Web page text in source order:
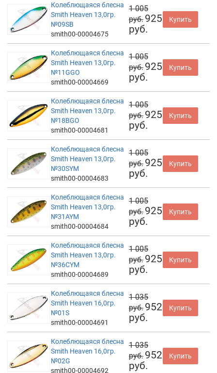
Колеблющаяся блесна
Smith Heaven 13,0гр.
№09SB
smith00-00004675
1 005
руб. 925
руб.
Купить
Колеблющаяся блесна
Smith Heaven 13,0гр.
№11GGO
smith00-00004669
1 005
руб. 925
руб.
Купить
Колеблющаяся блесна
Smith Heaven 13,0гр.
№18BGO
smith00-00004681
1 005
руб. 925
руб.
Купить
Колеблющаяся блесна
Smith Heaven 13,0гр.
№30SYM
smith00-00004683
1 005
руб. 925
руб.
Купить
Колеблющаяся блесна
Smith Heaven 13,0гр.
№31AYM
smith00-00004684
1 005
руб. 925
руб.
Купить
Колеблющаяся блесна
Smith Heaven 13,0гр.
№36CYM
smith00-00004689
1 005
руб. 925
руб.
Купить
Колеблющаяся блесна
Smith Heaven 16,0гр.
№01S
smith00-00004691
1 035
руб. 952
руб.
Купить
Колеблющаяся блесна
Smith Heaven 16,0гр.
№02G
smith00-00004692
1 035
руб. 952
руб.
Купить